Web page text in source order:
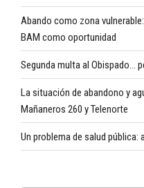
Abando como zona
BAM como oportunidad
Segunda multa al Obispado…
La situación de abandono y
Mañaneros 260 y Telenorte
Un problema de salud pública: